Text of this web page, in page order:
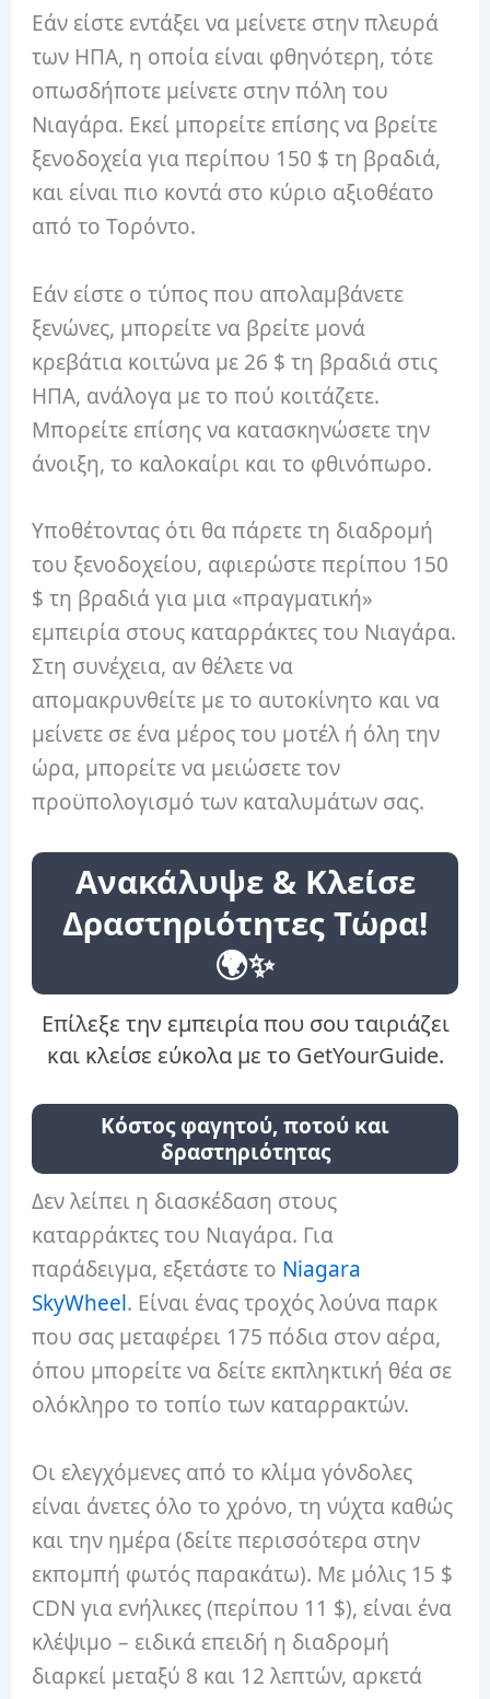
Εάν είστε εντάξει να μείνετε στην πλευρά
των ΗΠΑ, η οποία είναι φθηνότερη, τότε
οπωσδήποτε μείνετε στην πόλη του
Νιαγάρα. Εκεί μπορείτε επίσης να βρείτε
ξενοδοχεία για περίπου 150 $ τη βραδιά,
και είναι πιο κοντά στο κύριο αξιοθέατο
από το Τορόντο.
Εάν είστε ο τύπος που απολαμβάνετε
ξενώνες, μπορείτε να βρείτε μονά
κρεβάτια κοιτώνα με 26 $ τη βραδιά στις
ΗΠΑ, ανάλογα με το πού κοιτάζετε.
Μπορείτε επίσης να κατασκηνώσετε την
άνοιξη, το καλοκαίρι και το φθινόπωρο.
Υποθέτοντας ότι θα πάρετε τη διαδρομή
του ξενοδοχείου, αφιερώστε περίπου 150
$ τη βραδιά για μια «πραγματική»
εμπειρία στους καταρράκτες του Νιαγάρα.
Στη συνέχεια, αν θέλετε να
απομακρυνθείτε με το αυτοκίνητο και να
μείνετε σε ένα μέρος του μοτέλ ή όλη την
ώρα, μπορείτε να μειώσετε τον
προϋπολογισμό των καταλυμάτων σας.
Ανακάλυψε & Κλείσε
Δραστηριότητες Τώρα!
🌍✨
Επίλεξε την εμπειρία που σου ταιριάζει
και κλείσε εύκολα με το GetYourGuide.
Κόστος φαγητού, ποτού και
δραστηριότητας
Δεν λείπει η διασκέδαση στους
καταρράκτες του Νιαγάρα. Για
παράδειγμα, εξετάστε το Niagara
SkyWheel. Είναι ένας τροχός λούνα παρκ
που σας μεταφέρει 175 πόδια στον αέρα,
όπου μπορείτε να δείτε εκπληκτική θέα σε
ολόκληρο το τοπίο των καταρρακτών.
Οι ελεγχόμενες από το κλίμα γόνδολες
είναι άνετες όλο το χρόνο, τη νύχτα καθώς
και την ημέρα (δείτε περισσότερα στην
εκπομπή φωτός παρακάτω). Με μόλις 15 $
CDN για ενήλικες (περίπου 11 $), είναι ένα
κλέψιμο – ειδικά επειδή η διαδρομή
διαρκεί μεταξύ 8 και 12 λεπτών, αρκετά